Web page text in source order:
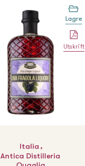
Utskrift
Italia ,
Antica Distilleria
Lagre